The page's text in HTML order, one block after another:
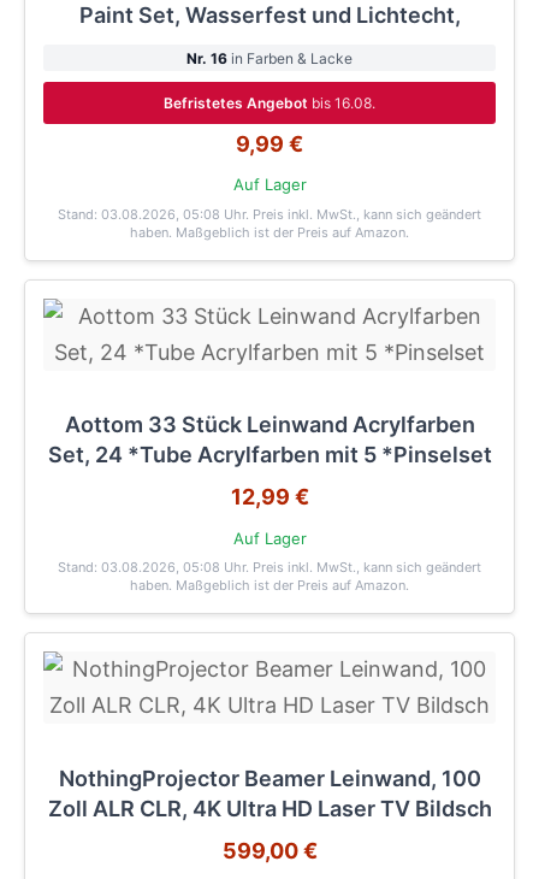
Paint Set, Wasserfest und Lichtecht,
Nr. 16 in Farben & Lacke
Befristetes Angebot bis 16.08.
9,99 €
Auf Lager
Stand: 03.08.2026, 05:08 Uhr. Preis inkl. MwSt., kann sich geändert
haben. Maßgeblich ist der Preis auf Amazon.
Aottom 33 Stück Leinwand Acrylfarben
Set, 24 *Tube Acrylfarben mit 5 *Pinselset
12,99 €
Auf Lager
Stand: 03.08.2026, 05:08 Uhr. Preis inkl. MwSt., kann sich geändert
haben. Maßgeblich ist der Preis auf Amazon.
NothingProjector Beamer Leinwand, 100
Zoll ALR CLR, 4K Ultra HD Laser TV Bildsch
599,00 €